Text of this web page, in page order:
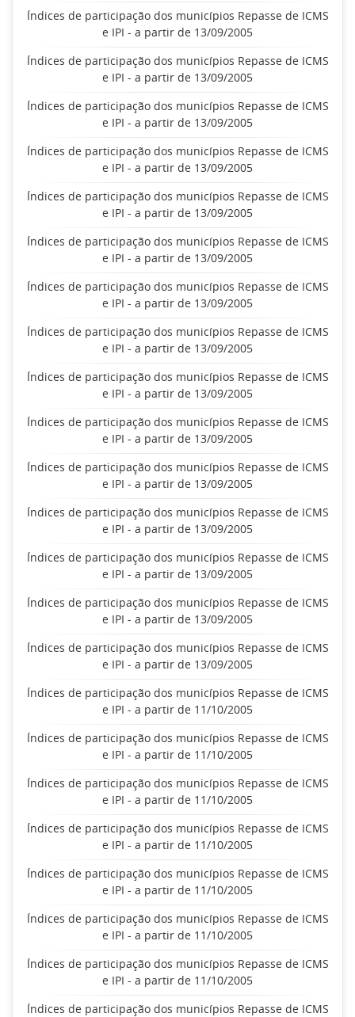
Índices de participação dos municípios Repasse de ICMS
e IPI - a partir de 13/09/2005
Índices de participação dos municípios Repasse de ICMS
e IPI - a partir de 13/09/2005
Índices de participação dos municípios Repasse de ICMS
e IPI - a partir de 13/09/2005
Índices de participação dos municípios Repasse de ICMS
e IPI - a partir de 13/09/2005
Índices de participação dos municípios Repasse de ICMS
e IPI - a partir de 13/09/2005
Índices de participação dos municípios Repasse de ICMS
e IPI - a partir de 13/09/2005
Índices de participação dos municípios Repasse de ICMS
e IPI - a partir de 13/09/2005
Índices de participação dos municípios Repasse de ICMS
e IPI - a partir de 13/09/2005
Índices de participação dos municípios Repasse de ICMS
e IPI - a partir de 13/09/2005
Índices de participação dos municípios Repasse de ICMS
e IPI - a partir de 13/09/2005
Índices de participação dos municípios Repasse de ICMS
e IPI - a partir de 13/09/2005
Índices de participação dos municípios Repasse de ICMS
e IPI - a partir de 13/09/2005
Índices de participação dos municípios Repasse de ICMS
e IPI - a partir de 13/09/2005
Índices de participação dos municípios Repasse de ICMS
e IPI - a partir de 13/09/2005
Índices de participação dos municípios Repasse de ICMS
e IPI - a partir de 13/09/2005
Índices de participação dos municípios Repasse de ICMS
e IPI - a partir de 11/10/2005
Índices de participação dos municípios Repasse de ICMS
e IPI - a partir de 11/10/2005
Índices de participação dos municípios Repasse de ICMS
e IPI - a partir de 11/10/2005
Índices de participação dos municípios Repasse de ICMS
e IPI - a partir de 11/10/2005
Índices de participação dos municípios Repasse de ICMS
e IPI - a partir de 11/10/2005
Índices de participação dos municípios Repasse de ICMS
e IPI - a partir de 11/10/2005
Índices de participação dos municípios Repasse de ICMS
e IPI - a partir de 11/10/2005
Índices de participação dos municípios Repasse de ICMS